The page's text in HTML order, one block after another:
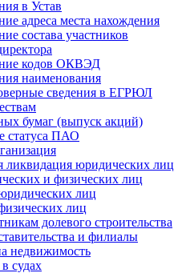
в Устав
адреса места нахождения
состава участников
кодов ОКВЭД
наименования
сведения в ЕГРЮЛ
бумаг (выпуск акций)
статуса ПАО
ликвидация юридических лиц
и физических лиц
лиц
лиц
долевого строительства
и филиалы
недвижимость
судах